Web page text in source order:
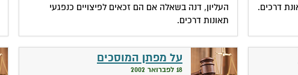
דרכים.
העליון, דנה בשאלה אם הם זכאים לפיצויים כנפגעי
תאונות דרכים.
על מפתן המוסכים
18 לפברואר 2002